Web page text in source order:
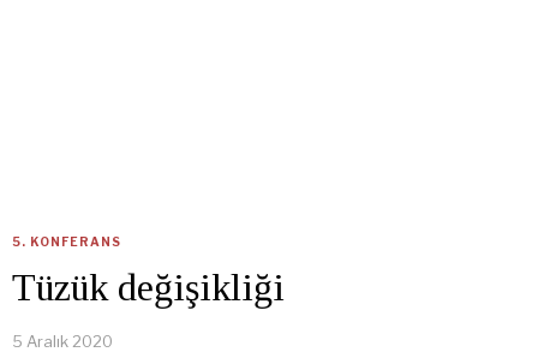
5. KONFERANS
Tüzük değişikliği
5 Aralık 2020